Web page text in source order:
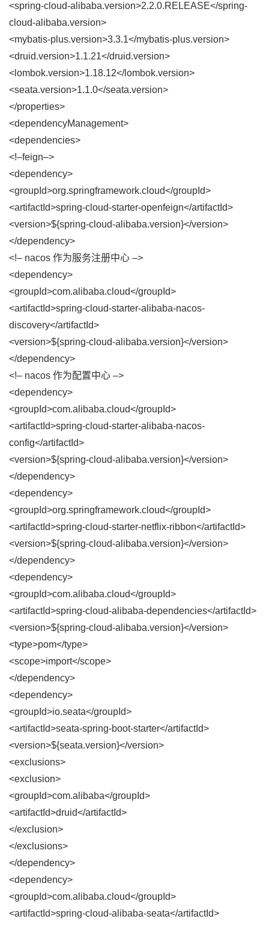
<spring-cloud-alibaba.version>2.2.0.RELEASE</spring-
cloud-alibaba.version>
<mybatis-plus.version>3.3.1</mybatis-plus.version>
<druid.version>1.1.21</druid.version>
<lombok.version>1.18.12</lombok.version>
<seata.version>1.1.0</seata.version>
</properties>
<dependencyManagement>
<dependencies>
<!–feign–>
<dependency>
<groupId>org.springframework.cloud</groupId>
<artifactId>spring-cloud-starter-openfeign</artifactId>
<version>${spring-cloud-alibaba.version}</version>
</dependency>
<!– nacos 作为服务注册中心 –>
<dependency>
<groupId>com.alibaba.cloud</groupId>
<artifactId>spring-cloud-starter-alibaba-nacos-
discovery</artifactId>
<version>${spring-cloud-alibaba.version}</version>
</dependency>
<!– nacos 作为配置中心 –>
<dependency>
<groupId>com.alibaba.cloud</groupId>
<artifactId>spring-cloud-starter-alibaba-nacos-
config</artifactId>
<version>${spring-cloud-alibaba.version}</version>
</dependency>
<dependency>
<groupId>org.springframework.cloud</groupId>
<artifactId>spring-cloud-starter-netflix-ribbon</artifactId>
<version>${spring-cloud-alibaba.version}</version>
</dependency>
<dependency>
<groupId>com.alibaba.cloud</groupId>
<artifactId>spring-cloud-alibaba-dependencies</artifactId>
<version>${spring-cloud-alibaba.version}</version>
<type>pom</type>
<scope>import</scope>
</dependency>
<dependency>
<groupId>io.seata</groupId>
<artifactId>seata-spring-boot-starter</artifactId>
<version>${seata.version}</version>
<exclusions>
<exclusion>
<groupId>com.alibaba</groupId>
<artifactId>druid</artifactId>
</exclusion>
</exclusions>
</dependency>
<dependency>
<groupId>com.alibaba.cloud</groupId>
<artifactId>spring-cloud-alibaba-seata</artifactId>